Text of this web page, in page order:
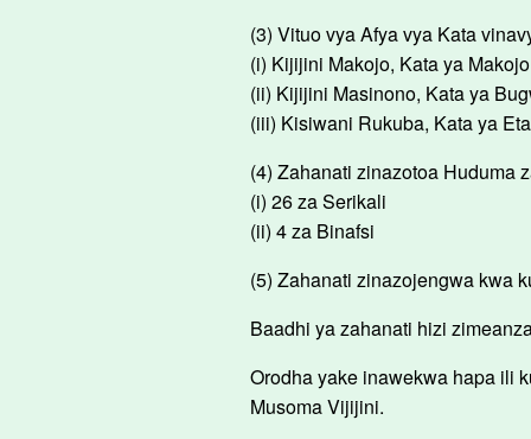
(3) Vituo vya Afya vya Kata
(i) Kijijini Makojo, Kata ya Makojo
(ii) Kijijini Masinono, Kata ya
(iii) Kisiwani Rukuba, Kata ya
(4) Zahanati zinazotoa Huduma
(i) 26 za Serikali
(ii) 4 za Binafsi
(5) Zahanati zinazojengwa kwa
Baadhi ya zahanati hizi
Orodha yake inawekwa hapa ili
Musoma Vijijini.